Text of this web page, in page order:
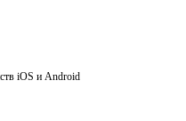
iOS и Android